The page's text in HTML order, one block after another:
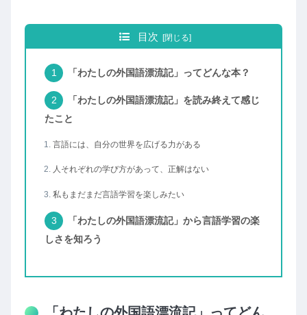
目次
「わたしの外国語漂流記」ってどんな本？
「わたしの外国語漂流記」を読み終えて感じ
たこと
言語には、自分の世界を広げる力がある
人それぞれの学び方があって、正解はない
私もまだまだ言語学習を楽しみたい
「わたしの外国語漂流記」から言語学習の楽
しさを知ろう